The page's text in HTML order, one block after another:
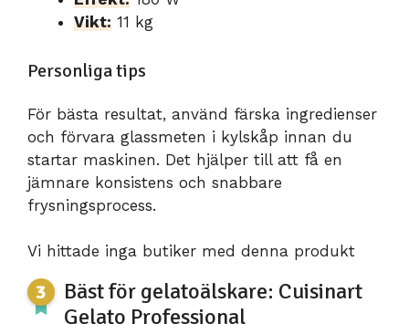
Vikt: 11 kg
Personliga tips
För bästa resultat, använd färska ingredienser
och förvara glassmeten i kylskåp innan du
startar maskinen. Det hjälper till att få en
jämnare konsistens och snabbare
frysningsprocess.
Vi hittade inga butiker med denna produkt
Bäst för gelatoälskare: Cuisinart
Gelato Professional